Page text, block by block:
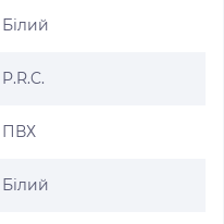
Білий
P.R.C.
ПВХ
Білий